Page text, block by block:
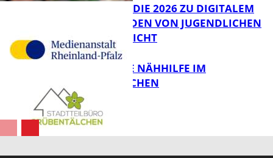
Bildung
JIMPLUS-STUDIE 2026 ZU DIGITALEM
WOHLBEFINDEN VON JUGENDLICHEN
VERÖFFENTLICHT
KOSTENLOSE NÄHHILFE IM
GRÜBENTÄLCHEN